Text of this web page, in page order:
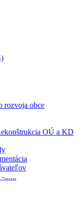
rozvoja obce
OÚ a KD
-......